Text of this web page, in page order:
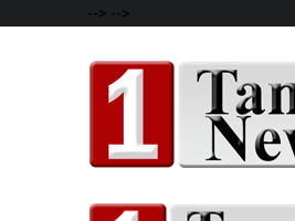
--> -->